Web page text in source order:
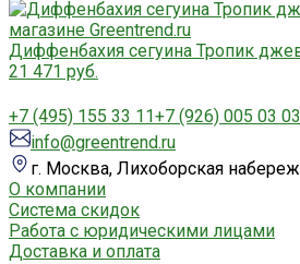
Диффенбахия сегуина Тропик
21 471 руб.
+7 (495) 155 33 11+7 (926) 005 03 03
info@greentrend.ru
г. Москва, Лихоборская
О компании
Система скидок
Работа с юридическими лицами
Доставка и оплата